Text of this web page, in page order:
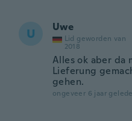
U Uwe
Lid geworden van
2018
Alles ok aber da
Lieferung
gehen.
ongeveer 6 jaar